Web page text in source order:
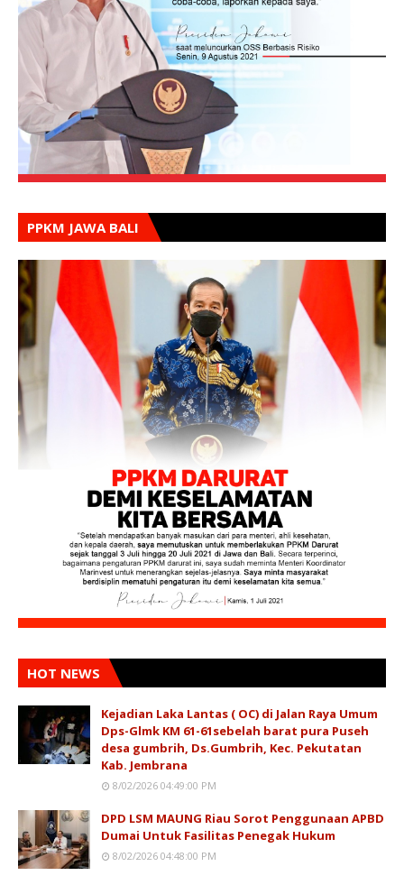
PPKM JAWA BALI
HOT NEWS
Kejadian Laka Lantas ( OC) di Jalan Raya Umum
Dps-Glmk KM 61-61sebelah barat pura Puseh
desa gumbrih, Ds.Gumbrih, Kec. Pekutatan
Kab. Jembrana
8/02/2026 04:49:00 PM
DPD LSM MAUNG Riau Sorot Penggunaan APBD
Dumai Untuk Fasilitas Penegak Hukum
8/02/2026 04:48:00 PM